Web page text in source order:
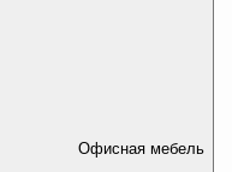
Офисная мебель